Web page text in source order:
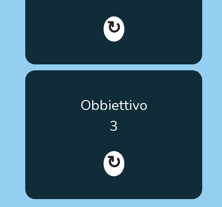
↻
Obbiettivo
3
↻
strumenti formativi e sviluppare il pensiero critico a
per l’autismo.